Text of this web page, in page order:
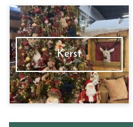
Kerst